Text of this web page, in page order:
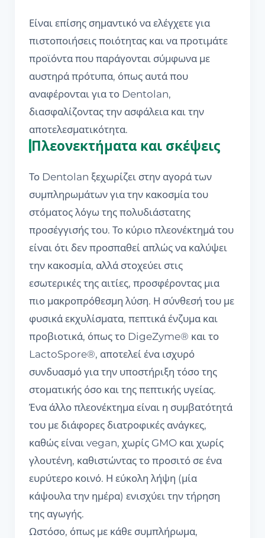
Είναι επίσης σημαντικό να ελέγχετε για
πιστοποιήσεις ποιότητας και να προτιμάτε
προϊόντα που παράγονται σύμφωνα με
αυστηρά πρότυπα, όπως αυτά που
αναφέρονται για το Dentolan,
διασφαλίζοντας την ασφάλεια και την
αποτελεσματικότητα.
Πλεονεκτήματα και σκέψεις
Το Dentolan ξεχωρίζει στην αγορά των
συμπληρωμάτων για την κακοσμία του
στόματος λόγω της πολυδιάστατης
προσέγγισής του. Το κύριο πλεονέκτημά του
είναι ότι δεν προσπαθεί απλώς να καλύψει
την κακοσμία, αλλά στοχεύει στις
εσωτερικές της αιτίες, προσφέροντας μια
πιο μακροπρόθεσμη λύση. Η σύνθεσή του με
φυσικά εκχυλίσματα, πεπτικά ένζυμα και
προβιοτικά, όπως το DigeZyme® και το
LactoSpore®, αποτελεί ένα ισχυρό
συνδυασμό για την υποστήριξη τόσο της
στοματικής όσο και της πεπτικής υγείας.
Ένα άλλο πλεονέκτημα είναι η συμβατότητά
του με διάφορες διατροφικές ανάγκες,
καθώς είναι vegan, χωρίς GMO και χωρίς
γλουτένη, καθιστώντας το προσιτό σε ένα
ευρύτερο κοινό. Η εύκολη λήψη (μία
κάψουλα την ημέρα) ενισχύει την τήρηση
της αγωγής.
Ωστόσο, όπως με κάθε συμπλήρωμα,